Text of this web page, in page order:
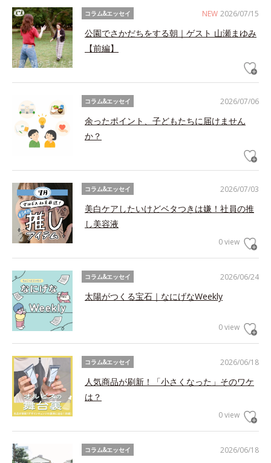
NEW 2026/07/15
コラム&エッセイ
公園でさかだちをする朝｜ゲスト 山瀬まゆみ
【前編】
2026/07/06
コラム&エッセイ
余ったポイント、子どもたちに届けません
か？
2026/07/03
コラム&エッセイ
美白ケアしたいけどベタつきは嫌！社員の推
し美容液
0 view
2026/06/24
コラム&エッセイ
太陽がつくる宝石｜なにげなWeekly
0 view
2026/06/18
コラム&エッセイ
人気商品が刷新！「小さくなった」そのワケ
は？
0 view
2026/06/18
コラム&エッセイ